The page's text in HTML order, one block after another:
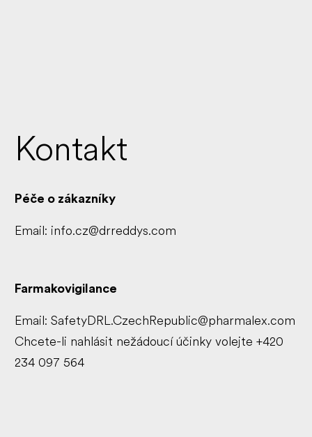
Kontakt
Péče o zákazníky
Email: info.cz@drreddys.com
Farmakovigilance
Email: SafetyDRL.CzechRepublic@pharmalex.com
Chcete-li nahlásit nežádoucí účinky volejte +420
234 097 564